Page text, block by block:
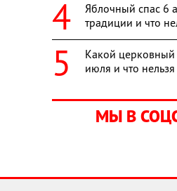
Яблочный спас 6
традиции и что
Какой церковный
июля и что нельзя
МЫ В